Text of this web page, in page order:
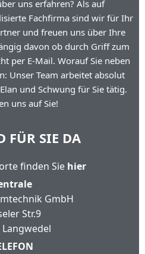
uns erfahren? Als auf
Fachfirma sind wir für Ihr
und freuen uns über Ihre
davon ob durch Griff zum
per E-Mail. Worauf Sie neben
Unser Team arbeitet absolut
und Schwung für Sie tätig.
uns auf Sie!
FÜR SIE DA
finden Sie hier
GmbH
Str.9
Langwedel